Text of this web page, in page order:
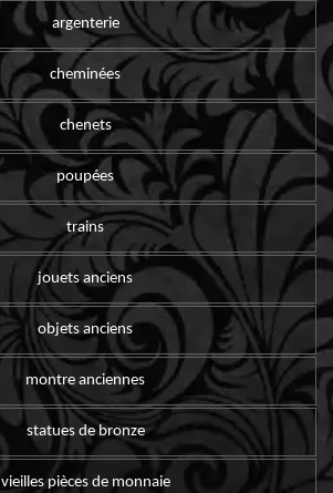
argenterie
cheminées
chenets
poupées
trains
jouets anciens
objets anciens
montre anciennes
statues de bronze
vieilles pièces de monnaie